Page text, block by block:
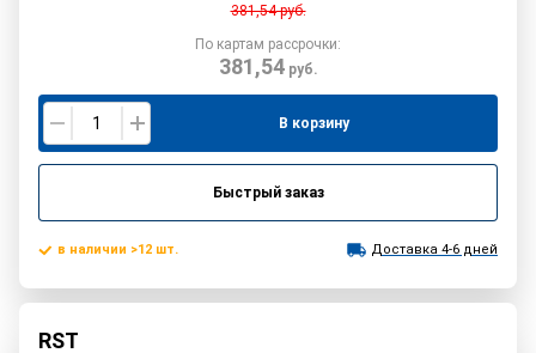
381,54руб.
По картам рассрочки:
381,54руб.
В корзину
Быстрый заказ
в наличии >12 шт. Доставка 4-6 дней
RST